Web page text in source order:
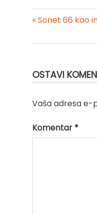
« Sonet 66 kao
OSTAVI
Vaša adresa e-
Komentar *